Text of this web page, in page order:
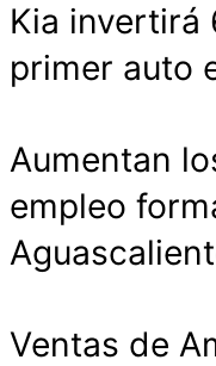
Kia invertirá
primer auto
Aumentan
empleo
Ventas de